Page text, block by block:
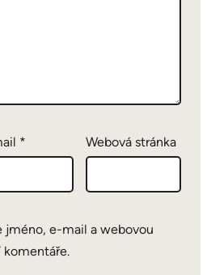
* Webová stránka
jméno, e-mail a webovou
komentáře.